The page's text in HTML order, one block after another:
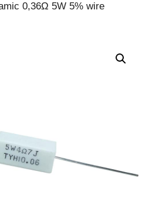
0,36Ω 5W 5% wire